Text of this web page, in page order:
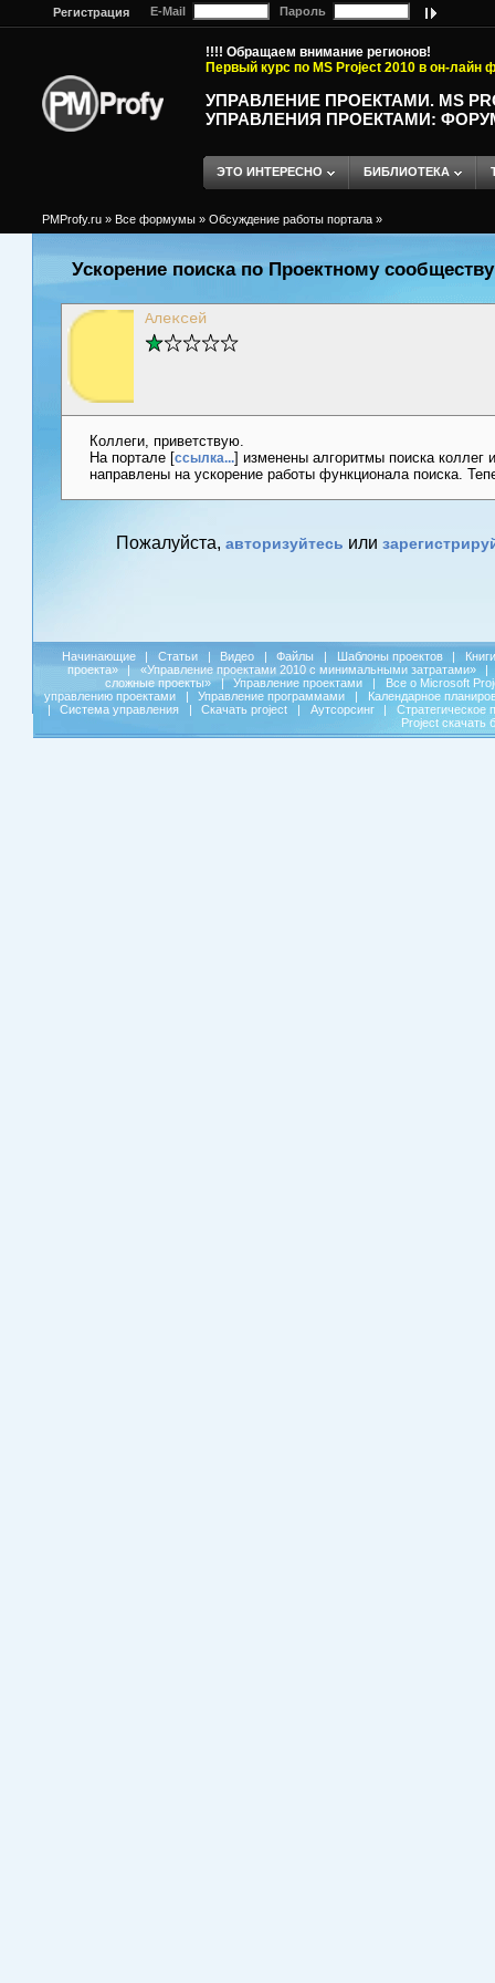
Регистрация E-Mail Пароль
!!!! Обращаем внимание регионов!
Первый курс по MS Project 2010 в он-лайн
УПРАВЛЕНИЕ ПРОЕКТАМИ. MS
УПРАВЛЕНИЯ ПРОЕКТАМИ:
ЭТО ИНТЕРЕСНО БИБЛИОТЕКА
PMProfy.ru » Все формумы » Обсуждение работы портала »
Ускорение поиска по Проектному сообществу
Алексей
Коллеги, приветствую.
На портале [ссылка... ] изменены алгоритмы поиска коллег
направлены на ускорение работы функционала поиска.
Пожалуйста, авторизуйтесь или
Начинающие | Статьи | Видео | Файлы | Шаблоны проектов |
Книги
проекта»
| «Управление проектами 2010 с минимальными затратами»
|
сложные проекты»
| Управление проектами |
Все о Microsoft
управлению проектами
| Управление программами |
Календарное
|
Система управления | Скачать project | Аутсорсинг |
Стратегическое
Project скачать